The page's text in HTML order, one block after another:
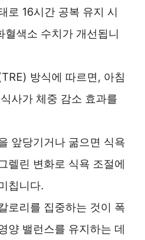
로 16시간 공복 유지 시
혈색소 수치가 개선됩니
방식에 따르면, 아침
사가 체중 감소 효과를
앞당기거나 굶으면 식욕
렐린 변화로 식욕 조절에
칩니다.
로리를 집중하는 것이 폭
양 밸런스를 유지하는 데